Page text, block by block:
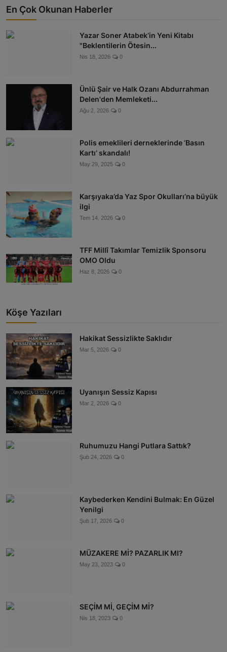
En Çok Okunan Haberler
Yazar Soner Atabek’in Yeni Kitabı
"Beklentilerin Ötesin...
Nis 18, 2026 0
Ünlü Şair ve Halk Ozanı Abdurrahman
Delen'den Memleketi...
Ağu 2, 2026 0
Polis emeklileri derneklerinde ‘Basın
Kartı’ skandalı!
May 29, 2025 0
Karşıyaka’da Yaz Spor Okulları’na büyük
ilgi
Tem 14, 2026 0
TFF Millî Takımlar Temizlik Sponsoru
OMO Oldu
Haz 8, 2026 0
Köşe Yazıları
Hakikat Sessizlikte Saklıdır
Mar 5, 2026 0
Uyanışın Sessiz Kapısı
Mar 2, 2026 0
Ruhumuzu Hangi Putlara Sattık?
Şub 24, 2026 0
Kaybederken Kendini Bulmak: En Güzel
Yenilgi
Şub 17, 2026 0
MÜZAKERE Mİ? PAZARLIK MI?
May 23, 2023 0
SEÇİM Mİ, GEÇİM Mİ?
Nis 18, 2023 0